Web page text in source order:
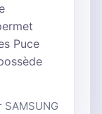
Puce
SAMSUNG